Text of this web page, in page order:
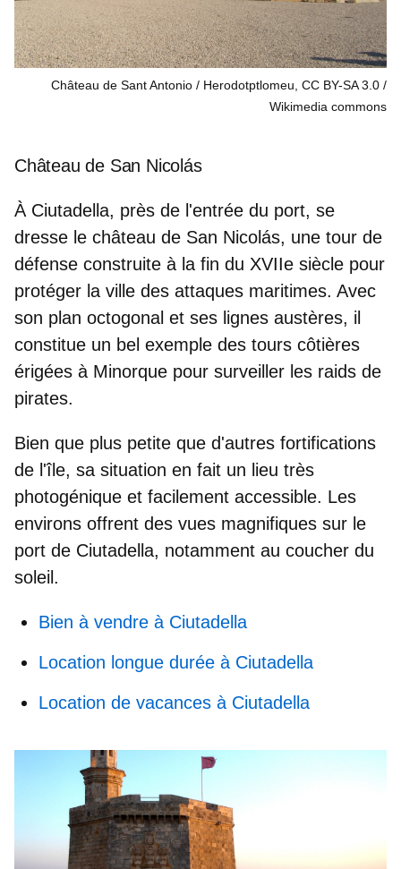
Château de Sant Antonio / Herodotptlomeu, CC BY-SA 3.0
Wikimedia commons
Château de San Nicolás
À Ciutadella, près de l'entrée du port, se
dresse le château de San Nicolás, une tour de
défense construite à la fin du XVIIe siècle pour
protéger la ville des attaques maritimes. Avec
son plan octogonal et ses lignes austères, il
constitue un bel exemple des tours côtières
érigées à Minorque pour surveiller les raids de
pirates.
Bien que plus petite que d'autres fortifications
de l'île, sa situation en fait un lieu très
photogénique et facilement accessible. Les
environs offrent des vues magnifiques sur le
port de Ciutadella, notamment au coucher du
soleil.
Bien à vendre à Ciutadella
Location longue durée à Ciutadella
Location de vacances à Ciutadella